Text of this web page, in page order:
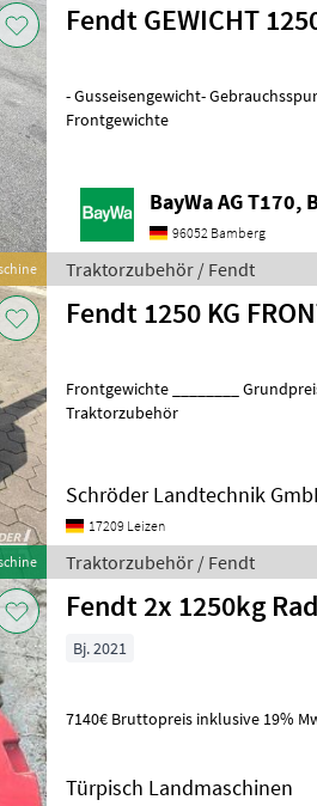
Fendt GEWICHT
- Gusseisengewicht-
Frontgewichte
BayWa AG T170,
96052 Bamberg
Traktorzubehör / Fendt
Fendt 1250 KG
Frontgewichte ________
Traktorzubehör
Schröder Landtechnik
17209 Leizen
Traktorzubehör / Fendt
Fendt 2x 1250kg
Bj. 2021
7140€ Bruttopreis inklusive 19%
Türpisch Landmaschinen